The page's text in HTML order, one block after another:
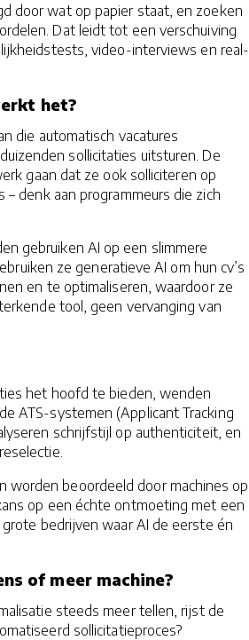
door wat op papier staat, en zoeken
Dat leidt tot een verschuiving
video-interviews en real-
het?
die automatisch vacatures
sollicitaties uitsturen. De
gaan dat ze ook solliciteren op
denk aan programmeurs die zich
gebruiken AI op een slimmere
ze generatieve AI om hun cv’s
en te optimaliseren, waardoor ze
tool, geen vervanging van
het hoofd te bieden, wenden
ATS-systemen (Applicant Tracking
schrijfstijl op authenticiteit, en
worden beoordeeld door machines op
op een échte ontmoeting met een
bedrijven waar AI de eerste én
of meer machine?
steeds meer tellen, rijst de
sollicitatieproces?